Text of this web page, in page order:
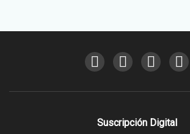
Suscripción Digital